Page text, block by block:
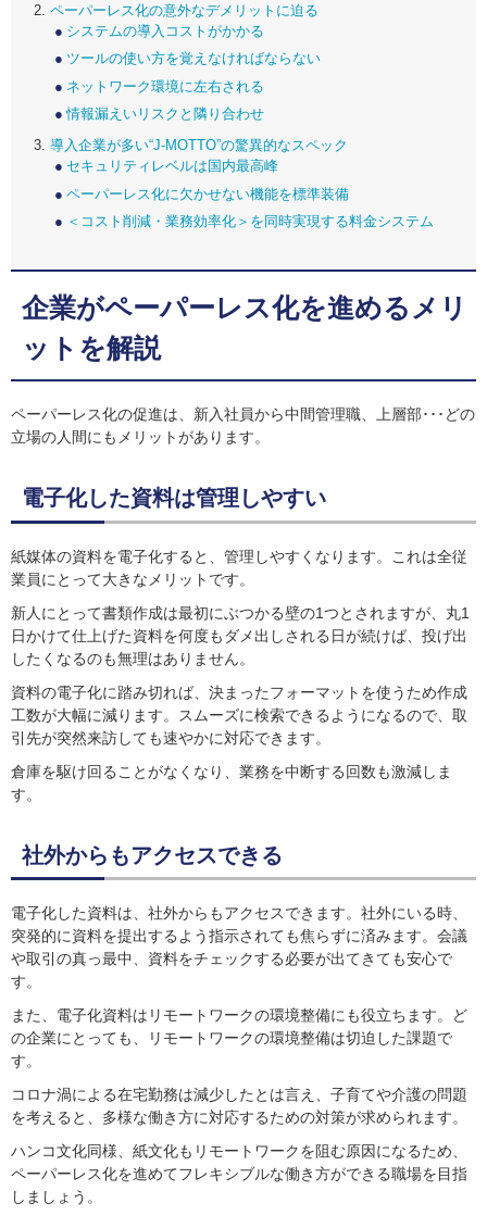
ペーパーレス化の意外なデメリットに迫る
システムの導入コストがかかる
ツールの使い方を覚えなければならない
ネットワーク環境に左右される
情報漏えいリスクと隣り合わせ
導入企業が多い“J-MOTTO”の驚異的なスペック
セキュリティレベルは国内最高峰
ペーパーレス化に欠かせない機能を標準装備
＜コスト削減・業務効率化＞を同時実現する料金システム
企業がペーパーレス化を進めるメリ
ットを解説
ペーパーレス化の促進は、新入社員から中間管理職、上層部･･･どの
立場の人間にもメリットがあります。
電子化した資料は管理しやすい
紙媒体の資料を電子化すると、管理しやすくなります。これは全従
業員にとって大きなメリットです。
新人にとって書類作成は最初にぶつかる壁の1つとされますが、丸1
日かけて仕上げた資料を何度もダメ出しされる日が続けば、投げ出
したくなるのも無理はありません。
資料の電子化に踏み切れば、決まったフォーマットを使うため作成
工数が大幅に減ります。スムーズに検索できるようになるので、取
引先が突然来訪しても速やかに対応できます。
倉庫を駆け回ることがなくなり、業務を中断する回数も激減しま
す。
社外からもアクセスできる
電子化した資料は、社外からもアクセスできます。社外にいる時、
突発的に資料を提出するよう指示されても焦らずに済みます。会議
や取引の真っ最中、資料をチェックする必要が出てきても安心で
す。
また、電子化資料はリモートワークの環境整備にも役立ちます。ど
の企業にとっても、リモートワークの環境整備は切迫した課題で
す。
コロナ渦による在宅勤務は減少したとは言え、子育てや介護の問題
を考えると、多様な働き方に対応するための対策が求められます。
ハンコ文化同様、紙文化もリモートワークを阻む原因になるため、
ペーパーレス化を進めてフレキシブルな働き方ができる職場を目指
しましょう。